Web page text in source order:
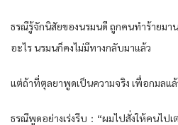
ธรณีรู้จักนิสัยของนรมนดี ถูกคนทำร้ายม
อะไร นรมนก็คงไม่มีทางกลับมาแล้ว
แต่ถ้าที่ตุลยาพูดเป็นความจริง เพื่อกมลแ
ธรณีพูดอย่างเร่งรีบ：“ผมไปสั่งให้คนไป